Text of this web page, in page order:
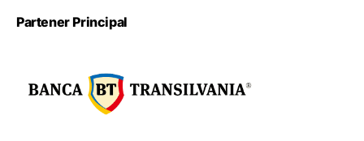
Partener Principal